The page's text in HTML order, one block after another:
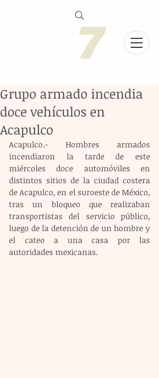
Grupo armado incendia
doce vehículos en
Acapulco
Acapulco.- Hombres armados
incendiaron la tarde de este
miércoles doce automóviles en
distintos sitios de la ciudad costera
de Acapulco, en el suroeste de México,
tras un bloqueo que realizaban
transportistas del servicio público,
luego de la detención de un hombre y
el cateo a una casa por las
autoridades mexicanas.